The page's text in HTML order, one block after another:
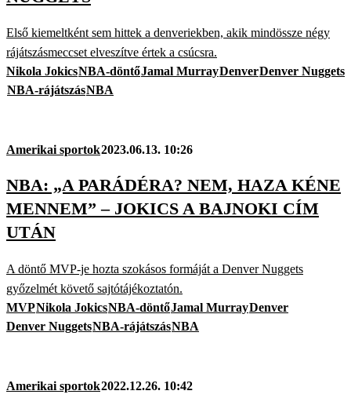
Első kiemeltként sem hittek a denveriekben, akik mindössze négy
rájátszásmeccset elveszítve értek a csúcsra.
Nikola JokicsNBA-döntőJamal MurrayDenverDenver Nuggets
NBA-rájátszásNBA
Amerikai sportok2023.06.13. 10:26
NBA: „A PARÁDÉRA? NEM, HAZA KÉNE
MENNEM” – JOKICS A BAJNOKI CÍM
UTÁN
A döntő MVP-je hozta szokásos formáját a Denver Nuggets
győzelmét követő sajtótájékoztatón.
MVPNikola JokicsNBA-döntőJamal MurrayDenver
Denver NuggetsNBA-rájátszásNBA
Amerikai sportok2022.12.26. 10:42